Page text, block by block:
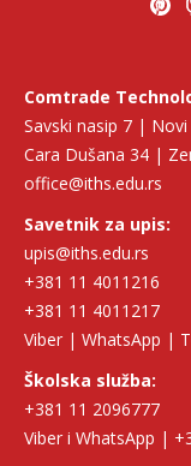
Comtrade
Savski nasip 7 |
Cara Dušana 34 |
office@iths.edu.rs
Savetnik za upis:
upis@iths.edu.rs
+381 11 4011216
+381 11 4011217
Viber | WhatsApp |
Školska služba:
+381 11 2096777
Viber i WhatsApp |